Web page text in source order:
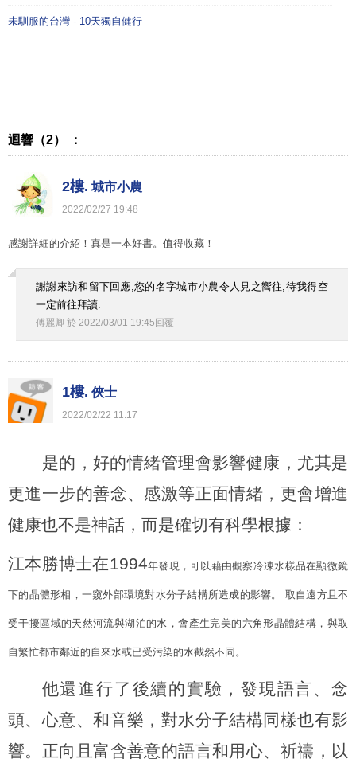
未馴服的台灣 - 10天獨自健行
迴響（2） ：
2樓. 城市小農
2022/02/27 19:48
感謝詳細的介紹！真是一本好書。值得收藏！
謝謝來訪和留下回應,您的名字城市小農令人見之嚮往,待我得空
一定前往拜讀.
傅麗卿 於 2022/03/01 19:45回覆
1樓. 俠士
2022/02/22 11 :17
是的，好的情緒管理會影響健康，尤其是
更進一步的善念、感激等正面情緒，更會增進
健康也不是神話，而是確切有科學根據：
江本勝博士在1994年發現，可以藉由觀察冷凍水樣品在顯微鏡
下的晶體形相，一窺外部環境對水分子結構所造成的影響。 取自遠方且不
受干擾區域的天然河流與湖泊的水，會產生完美的六角形晶體結構，與取
自繁忙都市鄰近的自來水或已受污染的水截然不同。
他還進行了後續的實驗，發現語言、念
頭、心意、和音樂，對水分子結構同樣也有影
響。正向且富含善意的語言和用心、祈禱，以